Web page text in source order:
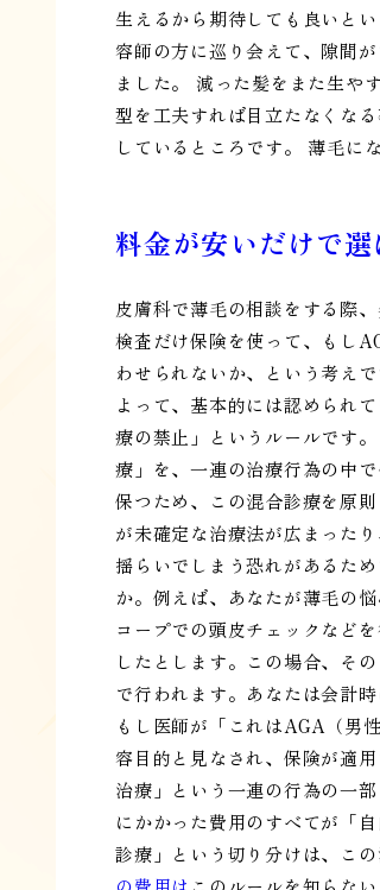
生えるから期待しても良いと
容師の方に巡り会えて、隙間
ました。 減った髪をまた生や
型を工夫すれば目立たなくな
しているところです。 薄毛に
料金が安いだけで
皮膚科で薄毛の相談をする際
検査だけ保険を使って、もし
わせられないか、という考え
よって、基本的には認められ
療の禁止」というルールです
療」を、一連の治療行為の中
保つため、この混合診療を原
が未確定な治療法が広まった
揺らいでしまう恐れがあるた
か。例えば、あなたが薄毛の
コープでの頭皮チェックなど
したとします。この場合、そ
で行われます。あなたは会計
もし医師が「これはAGA（男
容目的と見なされ、保険が適
治療」という一連の行為の一
にかかった費用のすべてが「
診療」という切り分けは、こ